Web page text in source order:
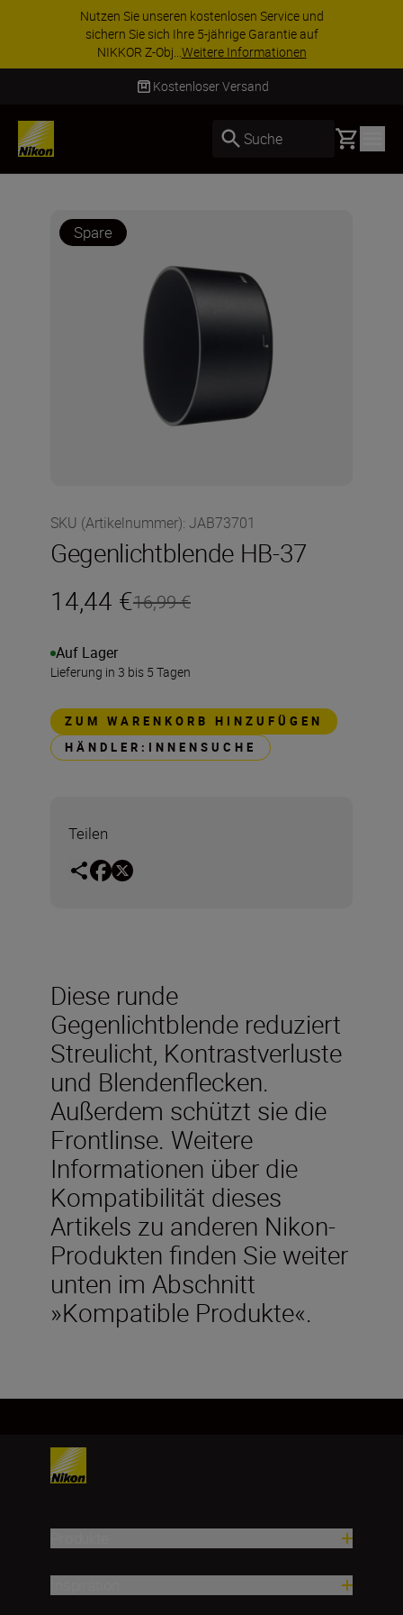
Nutzen Sie unseren kostenlosen Service und
sichern Sie sich Ihre 5-jährige Garantie auf
NIKKOR Z-Obj...Weitere Informationen
Kostenloser Versand
Suche Basket
Spare
SKU (Artikelnummer): JAB73701
Gegenlichtblende HB-37
14,44 €16,99 €
Auf Lager
Lieferung in 3 bis 5 Tagen
ZUM WARENKORB HINZUFÜGEN
HÄNDLER:INNENSUCHE
Teilen
Diese runde
Gegenlichtblende reduziert
Streulicht, Kontrastverluste
und Blendenflecken.
Außerdem schützt sie die
Frontlinse. Weitere
Informationen über die
Kompatibilität dieses
Artikels zu anderen Nikon-
Produkten finden Sie weiter
unten im Abschnitt
»Kompatible Produkte«.